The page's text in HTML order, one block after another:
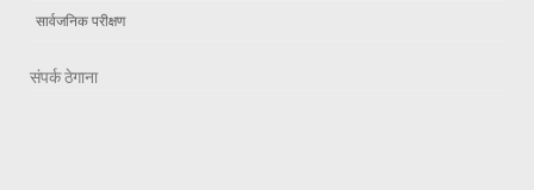
सार्वजनिक परीक्षण
संपर्क ठेगाना